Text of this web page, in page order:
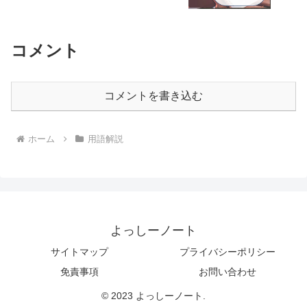
コメント
コメントを書き込む
ホーム 用語解説
よっしーノート
サイトマップ
プライバシーポリシー
免責事項
お問い合わせ
© 2023 よっしーノート.